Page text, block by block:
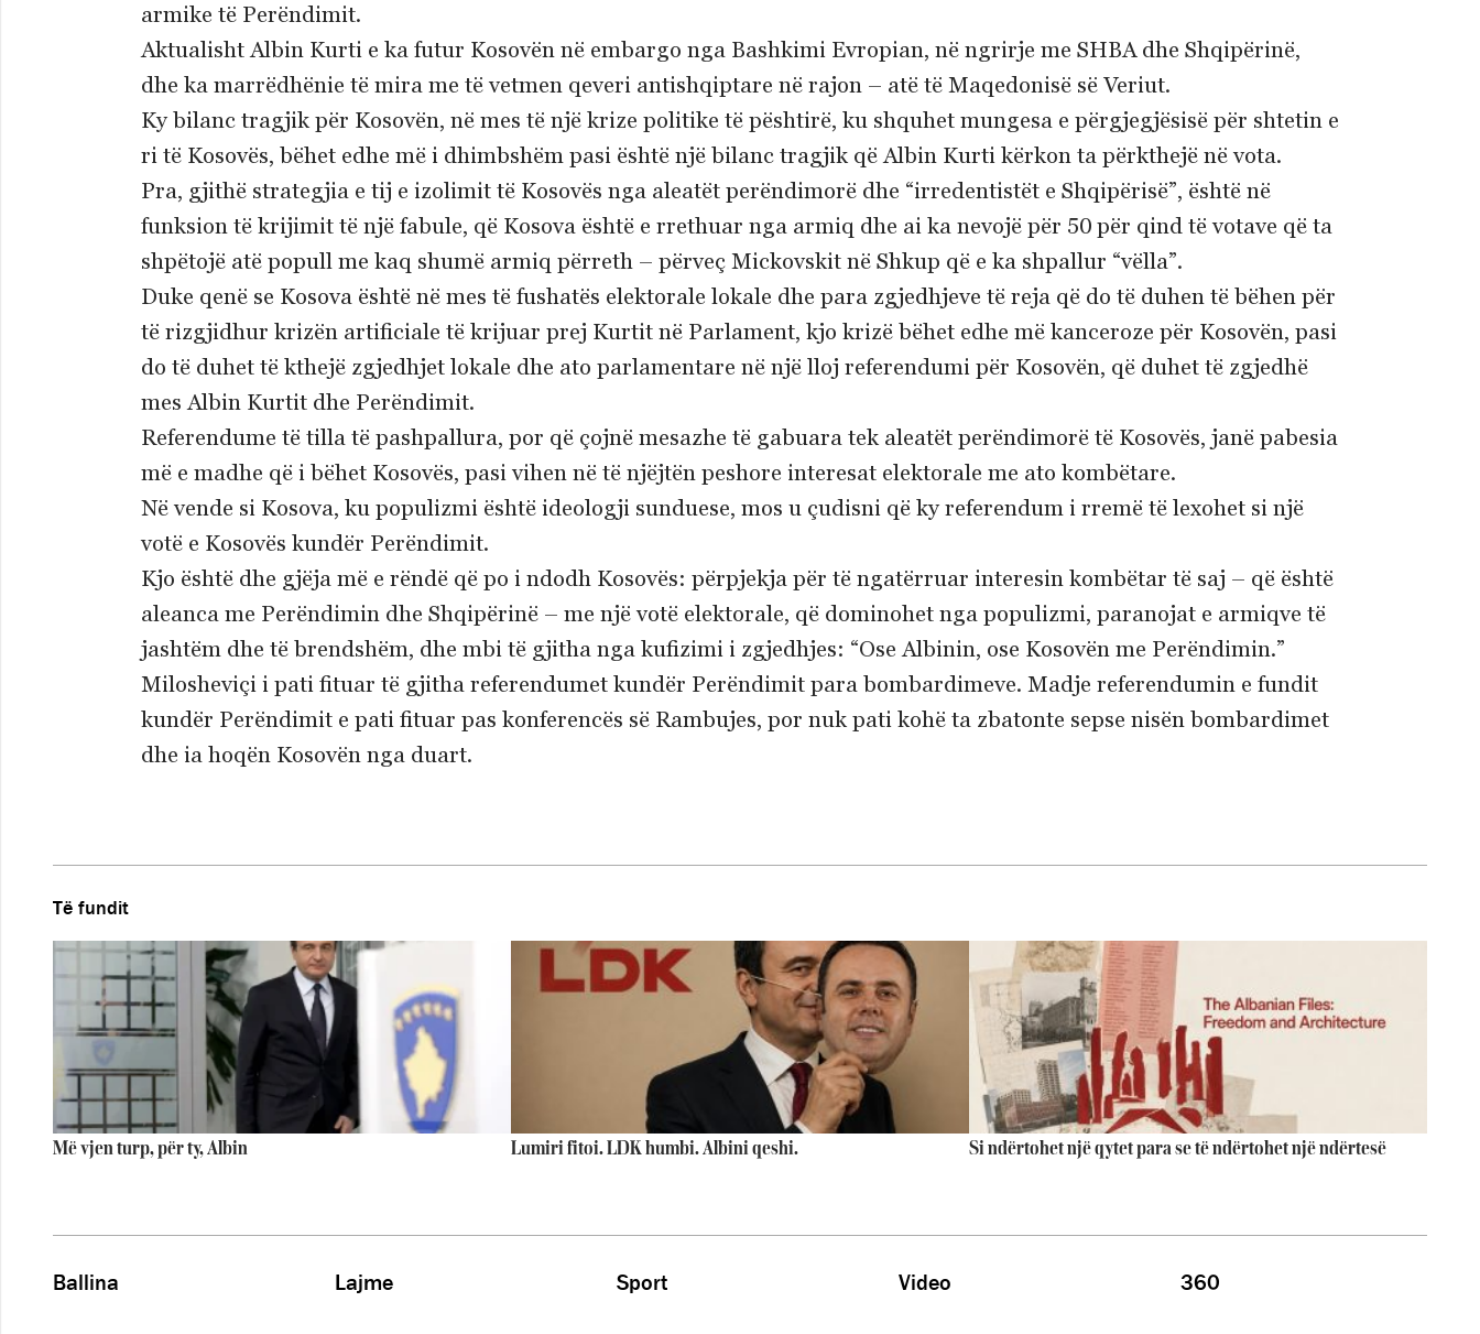
armike të Perëndimit.
Aktualisht Albin Kurti e ka futur Kosovën në embargo nga Bashkimi Evropian, në ngrirje me SHBA dhe Shqipërinë,
dhe ka marrëdhënie të mira me të vetmen qeveri antishqiptare në rajon – atë të Maqedonisë së Veriut.
Ky bilanc tragjik për Kosovën, në mes të një krize politike të pështirë, ku shquhet mungesa e përgjegjësisë për shtetin e
ri të Kosovës, bëhet edhe më i dhimbshëm pasi është një bilanc tragjik që Albin Kurti kërkon ta përkthejë në vota.
Pra, gjithë strategjia e tij e izolimit të Kosovës nga aleatët perëndimorë dhe “irredentistët e Shqipërisë”, është në
funksion të krijimit të një fabule, që Kosova është e rrethuar nga armiq dhe ai ka nevojë për 50 për qind të votave që ta
shpëtojë atë popull me kaq shumë armiq përreth – përveç Mickovskit në Shkup që e ka shpallur “vëlla”.
Duke qenë se Kosova është në mes të fushatës elektorale lokale dhe para zgjedhjeve të reja që do të duhen të bëhen për
të rizgjidhur krizën artificiale të krijuar prej Kurtit në Parlament, kjo krizë bëhet edhe më kanceroze për Kosovën, pasi
do të duhet të kthejë zgjedhjet lokale dhe ato parlamentare në një lloj referendumi për Kosovën, që duhet të zgjedhë
mes Albin Kurtit dhe Perëndimit.
Referendume të tilla të pashpallura, por që çojnë mesazhe të gabuara tek aleatët perëndimorë të Kosovës, janë pabesia
më e madhe që i bëhet Kosovës, pasi vihen në të njëjtën peshore interesat elektorale me ato kombëtare.
Në vende si Kosova, ku populizmi është ideologji sunduese, mos u çudisni që ky referendum i rremë të lexohet si një
votë e Kosovës kundër Perëndimit.
Kjo është dhe gjëja më e rëndë që po i ndodh Kosovës: përpjekja për të ngatërruar interesin kombëtar të saj – që është
aleanca me Perëndimin dhe Shqipërinë – me një votë elektorale, që dominohet nga populizmi, paranojat e armiqve të
jashtëm dhe të brendshëm, dhe mbi të gjitha nga kufizimi i zgjedhjes: “Ose Albinin, ose Kosovën me Perëndimin.”
Milosheviçi i pati fituar të gjitha referendumet kundër Perëndimit para bombardimeve. Madje referendumin e fundit
kundër Perëndimit e pati fituar pas konferencës së Rambujes, por nuk pati kohë ta zbatonte sepse nisën bombardimet
dhe ia hoqën Kosovën nga duart.
Të fundit
Më vjen turp, për ty, Albin Lumiri fitoi. LDK humbi. Albini qeshi. Si ndërtohet një qytet para se të ndërtohet një ndërtesë
Ballina Lajme Sport Video 360